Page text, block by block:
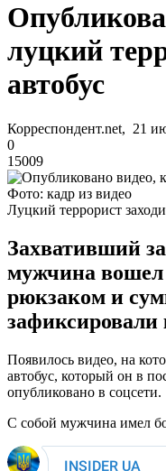
луцкий
автобус
Корреспондент.net, 21
0
15009
Фото: кадр из видео
Луцкий террорист
Захвативший
мужчина вошел
рюкзаком и
Появилось видео, на
автобус, который он в
опубликовано в соцсети.
С собой мужчина имел